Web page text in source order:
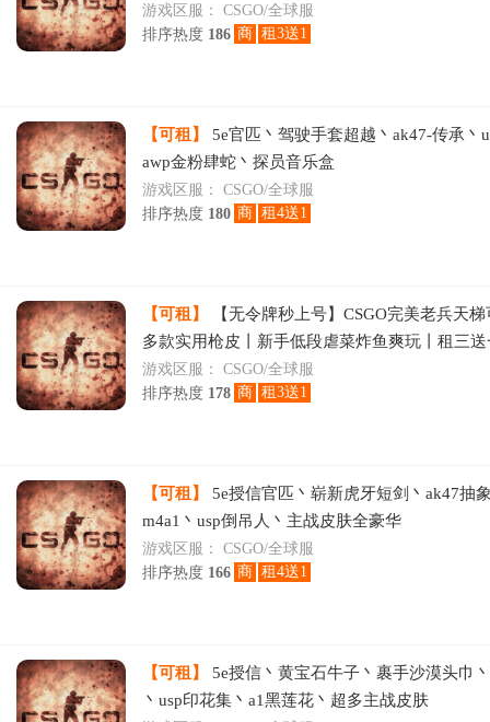
下
游戏区服： CSGO/全球服
排序热度 186 商 租3送1
【可租】
5e官匹丶驾驶手套超越丶ak47-传承丶
awp金粉肆蛇丶探员音乐盒
游戏区服： CSGO/全球服
排序热度 180 商 租4送1
【可租】
【无令牌秒上号】CSGO完美老兵天
多款实用枪皮丨新手低段虐菜炸鱼爽玩丨租三
下线
游戏区服： CSGO/全球服
排序热度 178 商 租3送1
【可租】
5e授信官匹丶崭新虎牙短剑丶ak47抽
m4a1丶usp倒吊人丶主战皮肤全豪华
游戏区服： CSGO/全球服
排序热度 166 商 租4送1
【可租】
5e授信丶黄宝石牛子丶裹手沙漠头巾
丶usp印花集丶a1黑莲花丶超多主战皮肤